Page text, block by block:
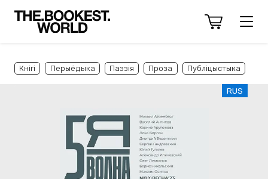
Кнігі Перыёдыка Паэзія Проза Публіцыстыка
RUS